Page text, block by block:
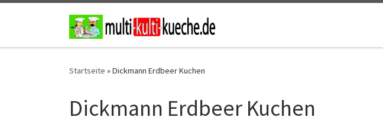
Zum Inhalt springen
Startseite »Dickmann Erdbeer Kuchen
Dickmann Erdbeer Kuchen